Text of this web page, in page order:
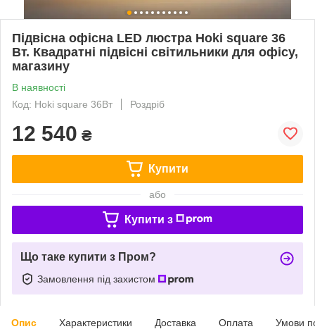
Підвісна офісна LED люстра Hoki square 36
Вт. Квадратні підвісні світильники для офісу,
магазину
В наявності
Код: Hoki square 36Вт
Роздріб
12 540 ₴
Купити
або
Купити з
Що таке купити з Пром?
Замовлення під захистом
Опис Характеристики Доставка Оплата Умови